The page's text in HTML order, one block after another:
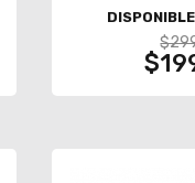
– BR-